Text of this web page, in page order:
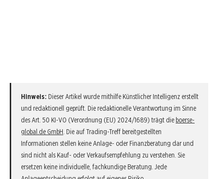
Hinweis: Dieser Artikel wurde mithilfe Künstlicher Intelligenz erstellt
und redaktionell geprüft. Die redaktionelle Verantwortung im Sinne
des Art. 50 KI-VO (Verordnung (EU) 2024/1689) trägt die boerse-
global.de GmbH. Die auf Trading-Treff bereitgestellten
Informationen stellen keine Anlage- oder Finanzberatung dar und
sind nicht als Kauf- oder Verkaufsempfehlung zu verstehen. Sie
ersetzen keine individuelle, fachkundige Beratung. Jede